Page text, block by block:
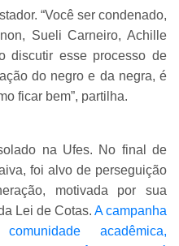
“Você ser condenado,
Sueli Carneiro, Achille
discutir esse processo de
do negro e da negra, é
ficar bem”, partilha.
na Ufes. No final de
foi alvo de perseguição
motivada por sua
Lei de Cotas. A campanha
acadêmica,